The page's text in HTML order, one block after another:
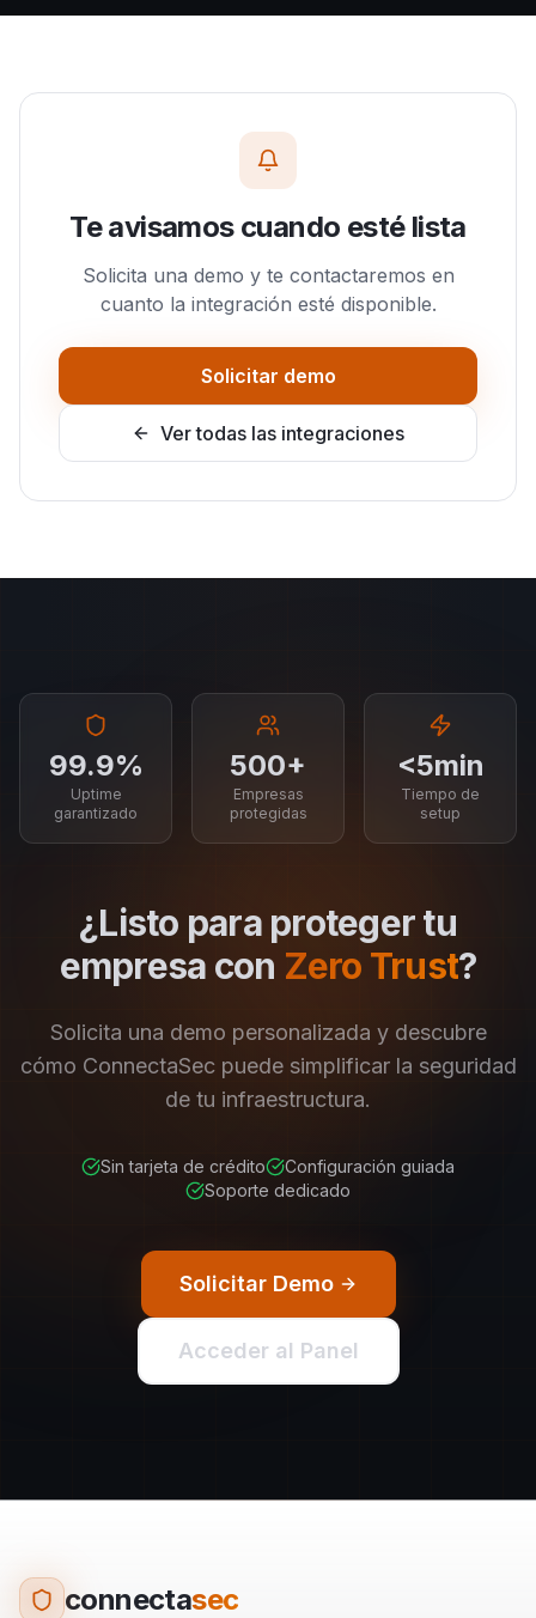
Te avisamos cuando esté lista
Solicita una demo y te contactaremos en
cuanto la integración esté disponible.
Solicitar demo
Ver todas las integraciones
99.9%
Uptime
garantizado
500+
Empresas
protegidas
<5min
Tiempo de
setup
¿Listo para proteger tu
empresa con Zero Trust?
Solicita una demo personalizada y descubre
cómo ConnectaSec puede simplificar la seguridad
de tu infraestructura.
Sin tarjeta de crédito
Configuración guiada
Soporte dedicado
Solicitar Demo
Acceder al Panel
connectasec